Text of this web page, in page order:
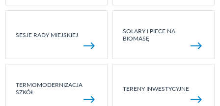
SESJE RADY MIEJSKIEJ
SOLARY I PIECE NA
BIOMASĘ
TERMOMODERNIZACJA
SZKÓŁ
TERENY INWESTYCYJNE